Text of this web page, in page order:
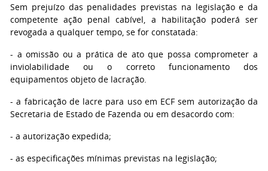
Sem prejuízo das penalidades previstas na legislação e da
competente ação penal cabível, a habilitação poderá ser
revogada a qualquer tempo, se for constatada:
- a omissão ou a prática de ato que possa comprometer a
inviolabilidade ou o correto funcionamento dos
equipamentos objeto de lacração.
- a fabricação de lacre para uso em ECF sem autorização da
Secretaria de Estado de Fazenda ou em desacordo com:
- a autorização expedida;
- as especificações mínimas previstas na legislação;